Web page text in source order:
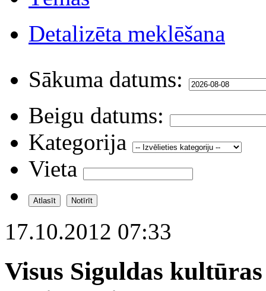
Detalizēta meklēšana
Sākuma datums:
Beigu datums:
Kategorija
Vieta
17.10.2012 07:33
Visus Siguldas